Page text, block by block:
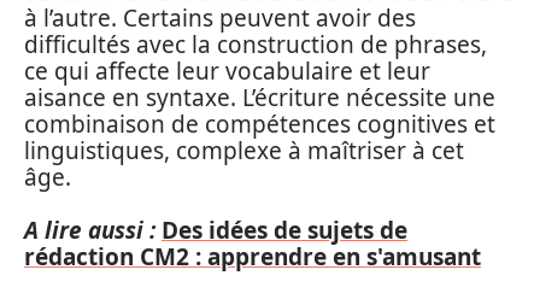
à l’autre. Certains peuvent avoir des
difficultés avec la construction de phrases,
ce qui affecte leur vocabulaire et leur
aisance en syntaxe. L’écriture nécessite une
combinaison de compétences cognitives et
linguistiques, complexe à maîtriser à cet
âge.
A lire aussi : Des idées de sujets de
rédaction CM2 : apprendre en s'amusant